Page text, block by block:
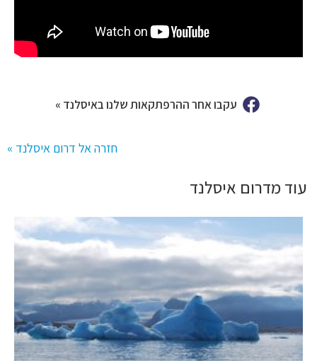
עקבו אחר ההרפתקאות שלנו באיסלנד »
חזרה אל דרום איסלנד »
עוד מדרום איסלנד